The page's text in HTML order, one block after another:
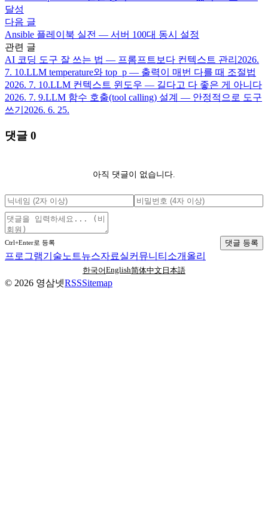
달성
다음 글
Ansible 플레이북 실전 — 서버 100대 동시 설정
관련 글
AI 코딩 도구 잘 쓰는 법 — 프롬프트보다 컨텍스트 관리 2026.
7. 10.LLM temperature와 top_p — 출력이 매번 다를 때 조절법
2026. 7. 10.LLM 컨텍스트 윈도우 — 길다고 다 좋은 게 아니다
2026. 7. 9.LLM 함수 호출(tool calling) 설계 — 안정적으로 도구
쓰기 2026. 6. 25.
댓글 0
아직 댓글이 없습니다.
Ctrl+Enter로 등록 댓글 등록
프로그램기술노트뉴스자료실커뮤니티 소개 올리
한국어English简体中文 日本語
© 2026 영삼넷RSSSitemap